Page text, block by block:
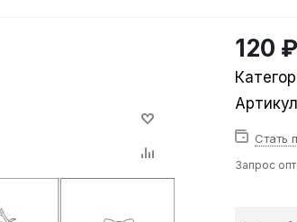
120 ₽
Стать
Запрос